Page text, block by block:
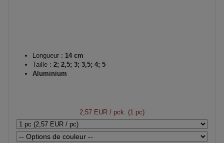
Longueur : 14 cm
Taille : 2; 2,5; 3; 3,5; 4; 5
Aluminium
2,57 EUR / pck. (1 pc)